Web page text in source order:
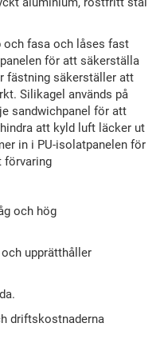
och fasa och låses fast
för att säkerställa
fästning säkerställer att
Silikagel används på
sandwichpanel för att
att kyld luft läcker ut
in i PU-isolatpanelen för
förvaring
och hög
upprätthåller
driftskostnaderna